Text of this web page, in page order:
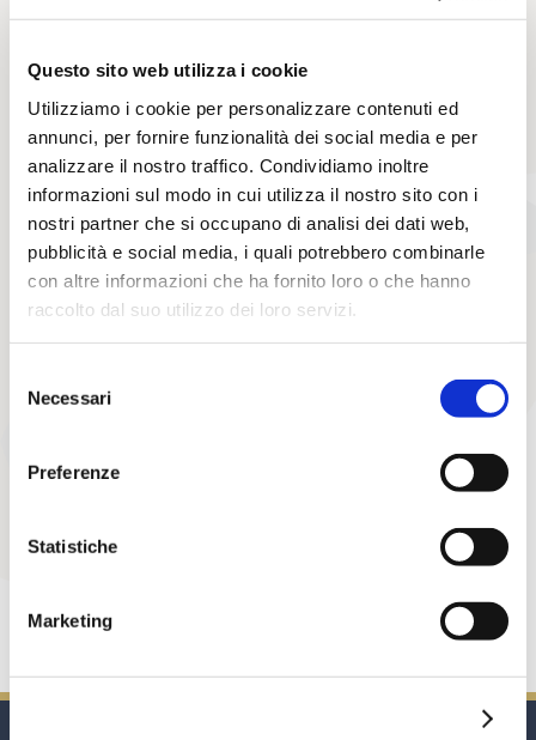
Questo sito web utilizza i cookie
Utilizziamo i cookie per personalizzare contenuti ed
annunci, per fornire funzionalità dei social media e per
analizzare il nostro traffico. Condividiamo inoltre
informazioni sul modo in cui utilizza il nostro sito con i
nostri partner che si occupano di analisi dei dati web,
pubblicità e social media, i quali potrebbero combinarle
con altre informazioni che ha fornito loro o che hanno
raccolto dal suo utilizzo dei loro servizi.
delNecessari
Preferenze
Statistiche
Marketing
Avvocato Paolo Casadei
3 Agosto 2021
IL CONTO ANTICIPI NON VIENE “TOCCATO”
DALLA DOMANDA DI CONCORDATO
PREVENTIVO
delegato lo scioglimento dei contratti pendenti, è
all’incasso ed annesso patto di compensazione, fino
crediti non ancora scaduto vantati da quest’ultimo nei
confronti
Continua a leggere